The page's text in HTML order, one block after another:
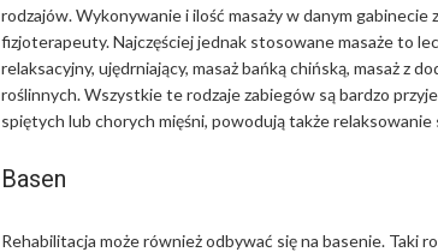
rodzajów. Wykonywanie i ilość masaży w danym gabinecie
fizjoterapeuty. Najczęściej jednak stosowane masaże to
relaksacyjny, ujędrniający, masaż bańką chińską, masaż z
roślinnych. Wszystkie te rodzaje zabiegów są bardzo
spiętych lub chorych mięśni, powodują także relaksowanie
Basen
Rehabilitacja może również odbywać się na basenie. Taki